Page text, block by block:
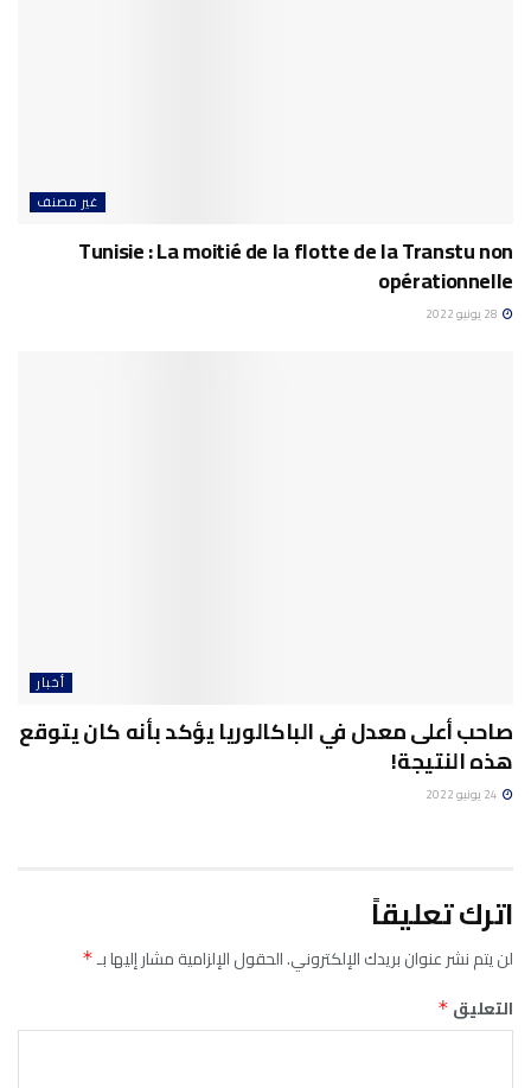
غير مصنف
Tunisie : La moitié de la flotte de la Transtu non
opérationnelle
أخبار
صاحب أعلى معدل في الباكالوريا يؤكد بأنه كان يتوقع
هذه النتيجة!
اترك تعليقاً
لن يتم نشر عنوان بريدك الإلكتروني.الحقول الإلزامية مشار إليها بـ*
التعليق *